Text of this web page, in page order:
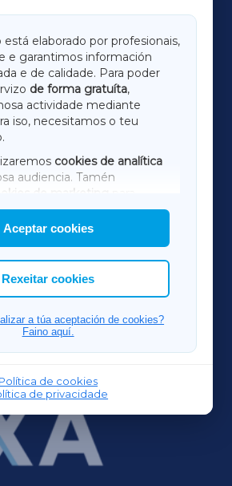
elaborado por profesionais,
e garantimos información
e de calidade. Para poder
de forma gratuíta,
actividade mediante
iso, necesitamos o teu
cookies de analítica
audiencia. Tamén
de marketing
de terceiros.
personalizar a elección das
permitir.
Aceptar cookies
Rexeitar cookies
a túa aceptación de cookies?
Faino aquí.
Política de cookies
de privacidade
LUGOXA
TERRACHAXA
AMARIÑAXA
RIBEIRASACRAXA
ACORUÑAXA
FERROLXA
OURENSEXA